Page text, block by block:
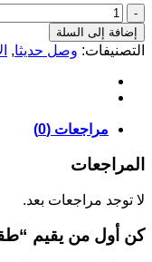
كمية
طقم
من
إضافة إلى السلة
التصنيفات: وصل حديثا,
مراجعات (0)
المراجعات
لا توجد مراجعات بعد.
كن أول من يقيم